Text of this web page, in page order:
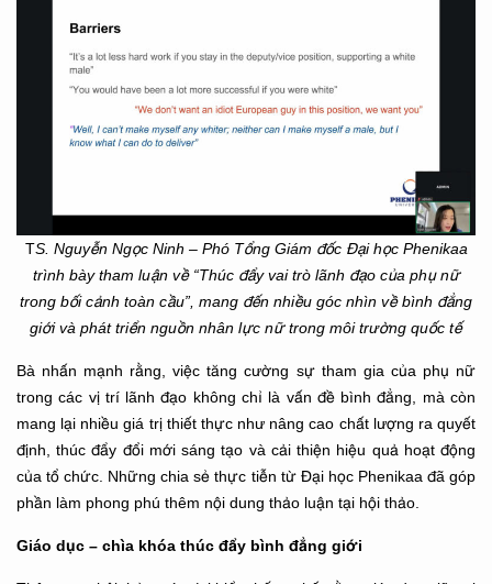
TS. Nguyễn Ngọc Ninh – Phó Tổng Giám đốc Đại học Phenikaa
trình bày tham luận về “Thúc đẩy vai trò lãnh đạo của phụ nữ
trong bối cảnh toàn cầu”, mang đến nhiều góc nhìn về bình đẳng
giới và phát triển nguồn nhân lực nữ trong môi trường quốc tế
Bà nhấn mạnh rằng, việc tăng cường sự tham gia của phụ nữ
trong các vị trí lãnh đạo không chỉ là vấn đề bình đẳng, mà còn
mang lại nhiều giá trị thiết thực như nâng cao chất lượng ra quyết
định, thúc đẩy đổi mới sáng tạo và cải thiện hiệu quả hoạt động
của tổ chức. Những chia sẻ thực tiễn từ Đại học Phenikaa đã góp
phần làm phong phú thêm nội dung thảo luận tại hội thảo.
Giáo dục – chìa khóa thúc đẩy bình đẳng giới